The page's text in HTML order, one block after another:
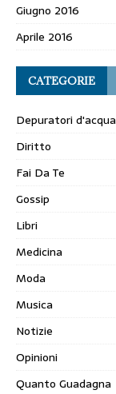
Giugno 2016
Aprile 2016
CATEGORIE
Depuratori d'acqua
Diritto
Fai Da Te
Gossip
Libri
Medicina
Moda
Musica
Notizie
Opinioni
Quanto Guadagna